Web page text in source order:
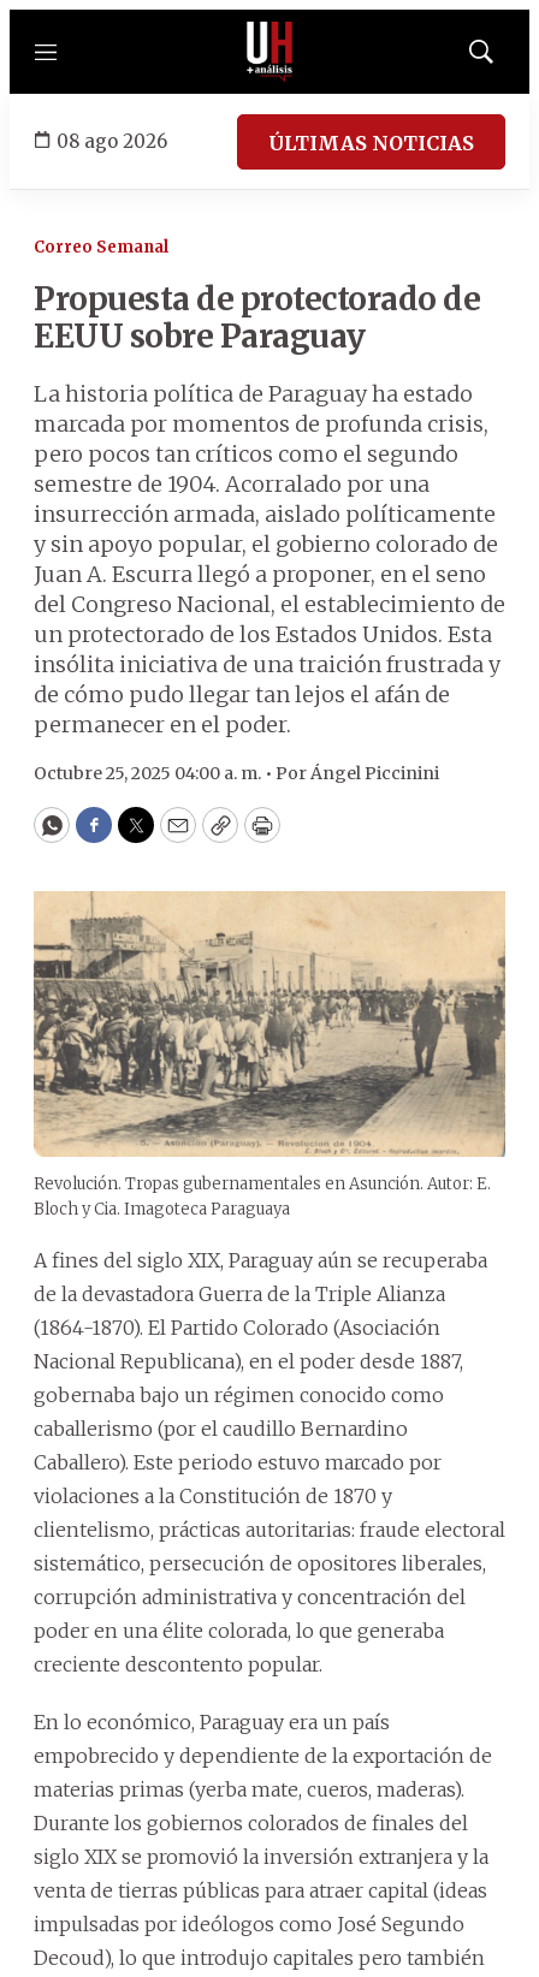
Menú
Mostrar
08 ago 2026 ÚLTIMAS NOTICIAS
Correo Semanal
Propuesta de protectorado de
EEUU sobre Paraguay
La historia política de Paraguay ha estado
marcada por momentos de profunda crisis,
pero pocos tan críticos como el segundo
semestre de 1904. Acorralado por una
insurrección armada, aislado políticamente
y sin apoyo popular, el gobierno colorado de
Juan A. Escurra llegó a proponer, en el seno
del Congreso Nacional, el establecimiento de
un protectorado de los Estados Unidos. Esta
insólita iniciativa de una traición frustrada y
de cómo pudo llegar tan lejos el afán de
permanecer en el poder.
Octubre 25, 2025 04:00 a. m. • PorÁngel Piccinini
WhatsApp
Facebook
Twitter
EmailCopyPrint
Revolución. Tropas gubernamentales en Asunción. Autor: E.
Bloch y Cia. Imagoteca Paraguaya
A fines del siglo XIX, Paraguay aún se recuperaba
de la devastadora Guerra de la Triple Alianza
(1864-1870). El Partido Colorado (Asociación
Nacional Republicana), en el poder desde 1887,
gobernaba bajo un régimen conocido como
caballerismo (por el caudillo Bernardino
Caballero). Este periodo estuvo marcado por
violaciones a la Constitución de 1870 y
clientelismo, prácticas autoritarias: fraude electoral
sistemático, persecución de opositores liberales,
corrupción administrativa y concentración del
poder en una élite colorada, lo que generaba
creciente descontento popular.
En lo económico, Paraguay era un país
empobrecido y dependiente de la exportación de
materias primas (yerba mate, cueros, maderas).
Durante los gobiernos colorados de finales del
siglo XIX se promovió la inversión extranjera y la
venta de tierras públicas para atraer capital (ideas
impulsadas por ideólogos como José Segundo
Decoud), lo que introdujo capitales pero también